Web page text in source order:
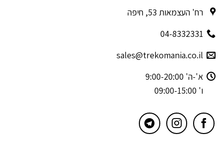
רח' העצמאות 53, חיפה
04-8332331
sales@trekomania.co.il
א'-ה' 9:00-20:00
ו' 09:00-15:00